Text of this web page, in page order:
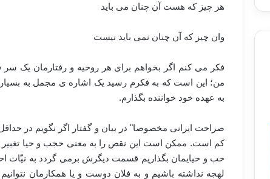
هر چیز که هست آن چنان می باید
وان چیز که آن چنان نمی باید نیست
فکر می کنم اگر بخواهم برای هر روحیه و رفتارمان یک
من؛ این است که به فکرم رسید یک اشاره ی مجمل به
به عهده خود خواننده بگذارم.
صراحت ایرانی مخصوصا" در بیان و گفتار اگر نگویم در
کم است. ممکن است این نقص را به معنی حجب و حیا تغبیر
حب و حیایمان بگذاریم قسمت دیگرش برمی گردد به نیّات
لهجه نداشته باشیم و به فلان دوست و یا همکارمان